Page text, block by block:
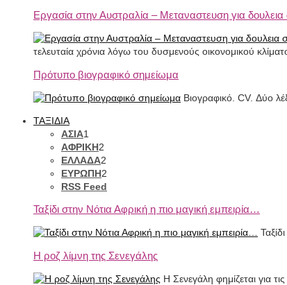
Εργασία στην Αυστραλία – Μεταναστευση για δουλεια
τελευταία χρόνια λόγω του δυσμενούς οικονομικού
Πρότυπο βιογραφικό σημείωμα
Βιογραφικό. CV. Δύο
ΤΑΞΙΔΙΑ
ΑΣΙΑ1
ΑΦΡΙΚΗ2
ΕΛΛΑΔΑ2
ΕΥΡΩΠΗ2
RSS Feed
Ταξίδι στην Νότια Αφρική η πιο μαγική εμπειρία…
Η ροζ λίμνη της Σενεγάλης
Η Σενεγάλη φημίζεται για